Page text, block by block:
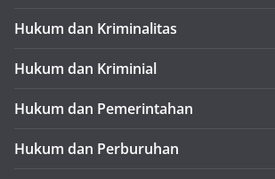
Hukum dan Kriminalitas
Hukum dan Kriminial
Hukum dan Pemerintahan
Hukum dan Perburuhan